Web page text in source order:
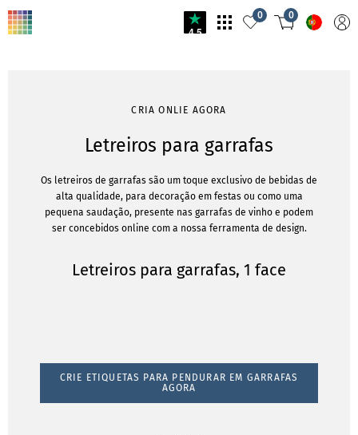
4.5
0 0
CRIA ONLIE AGORA
Letreiros para garrafas
Os letreiros de garrafas são um toque exclusivo de bebidas de
alta qualidade, para decoração em festas ou como uma
pequena saudação, presente nas garrafas de vinho e podem
ser concebidos online com a nossa ferramenta de design.
Letreiros para garrafas, 1 face
CRIE ETIQUETAS PARA PENDURAR EM GARRAFAS
AGORA